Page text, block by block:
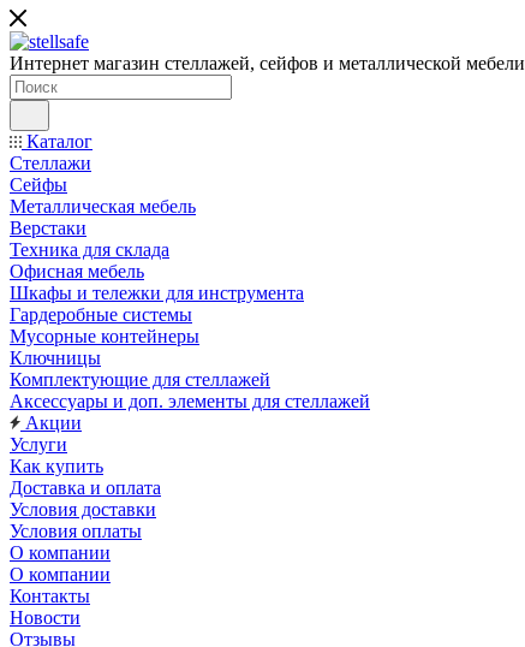
Интернет магазин стеллажей, сейфов и металлической мебели
Каталог
Стеллажи
Сейфы
Металлическая мебель
Верстаки
Техника для склада
Офисная мебель
Шкафы и тележки для инструмента
Гардеробные системы
Мусорные контейнеры
Ключницы
Комплектующие для стеллажей
Аксессуары и доп. элементы для стеллажей
Акции
Услуги
Как купить
Доставка и оплата
Условия доставки
Условия оплаты
О компании
О компании
Контакты
Новости
Отзывы